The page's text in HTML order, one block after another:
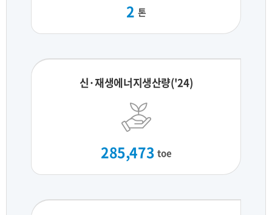
2 톤
신·재생에너지생산량('24)
285,473 toe